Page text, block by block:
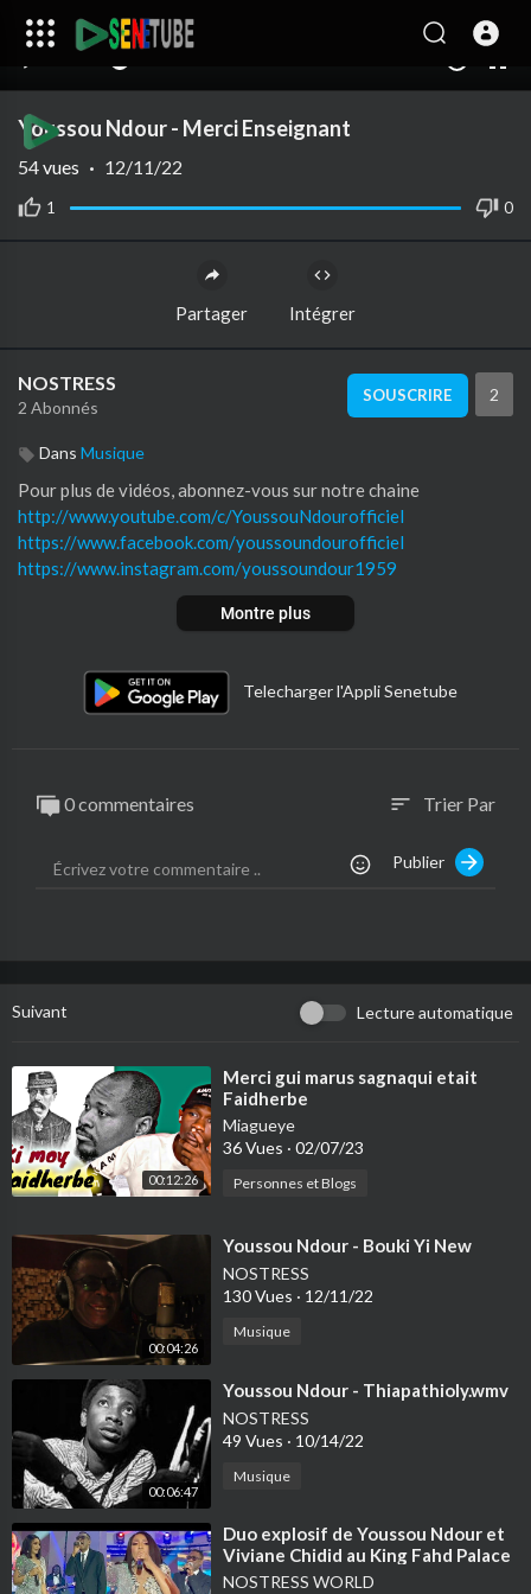
Youssou Ndour - Merci Enseignant
1 0
54vues · 12/11/22
Partager Intégrer
NOSTRESS
2 Abonnés
SOUSCRIRE 2
Dans Musique
Pour plus de vidéos, abonnez-vous sur notre chaine
http://www.youtube.com/c/YoussouNdourofficiel
https://www.facebook.com/youssoundourofficiel
https://www.instagram.com/youssoundour1959
Montre plus
Telecharger l'Appli Senetube
0 commentaires sort Trier Par
Publier
Suivant Lecture automatique
00:12:26
⁣Merci gui marus sagnaqui etait
Faidherbe
Miagueye
36 Vues · 02/07/23
Personnes et Blogs
00:04:26
⁣Youssou Ndour - Bouki Yi New
NOSTRESS
130 Vues · 12/11/22
Musique
00:06:47
⁣Youssou Ndour - Thiapathioly.wmv
NOSTRESS
49 Vues · 10/14/22
Musique
⁣Duo explosif de Youssou Ndour et
Viviane Chidid au King Fahd Palace
lors de l’anniversaire du…..
NOSTRESS WORLD